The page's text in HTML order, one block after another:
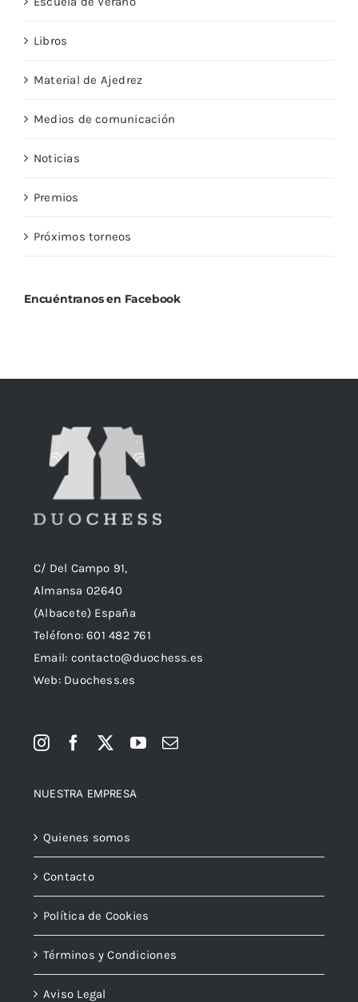
Libros
Material de Ajedrez
Medios de comunicación
Noticias
Premios
Próximos torneos
Encuéntranos en Facebook
C/ Del Campo 91,
Almansa 02640
(Albacete) España
Teléfono:601 482 761
Email: contacto@duochess.es
Web: Duochess.es
NUESTRA EMPRESA
Quienes somos
Contacto
Política de Cookies
Términos y Condiciones
Aviso Legal